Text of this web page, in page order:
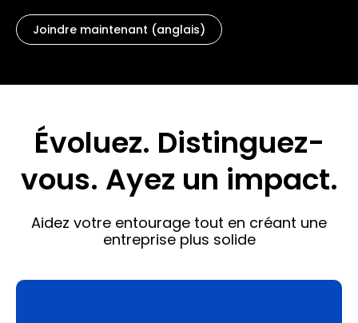
Joindre maintenant (anglais)
Évoluez. Distinguez-
vous. Ayez un impact.
Aidez votre entourage tout en créant une
entreprise plus solide